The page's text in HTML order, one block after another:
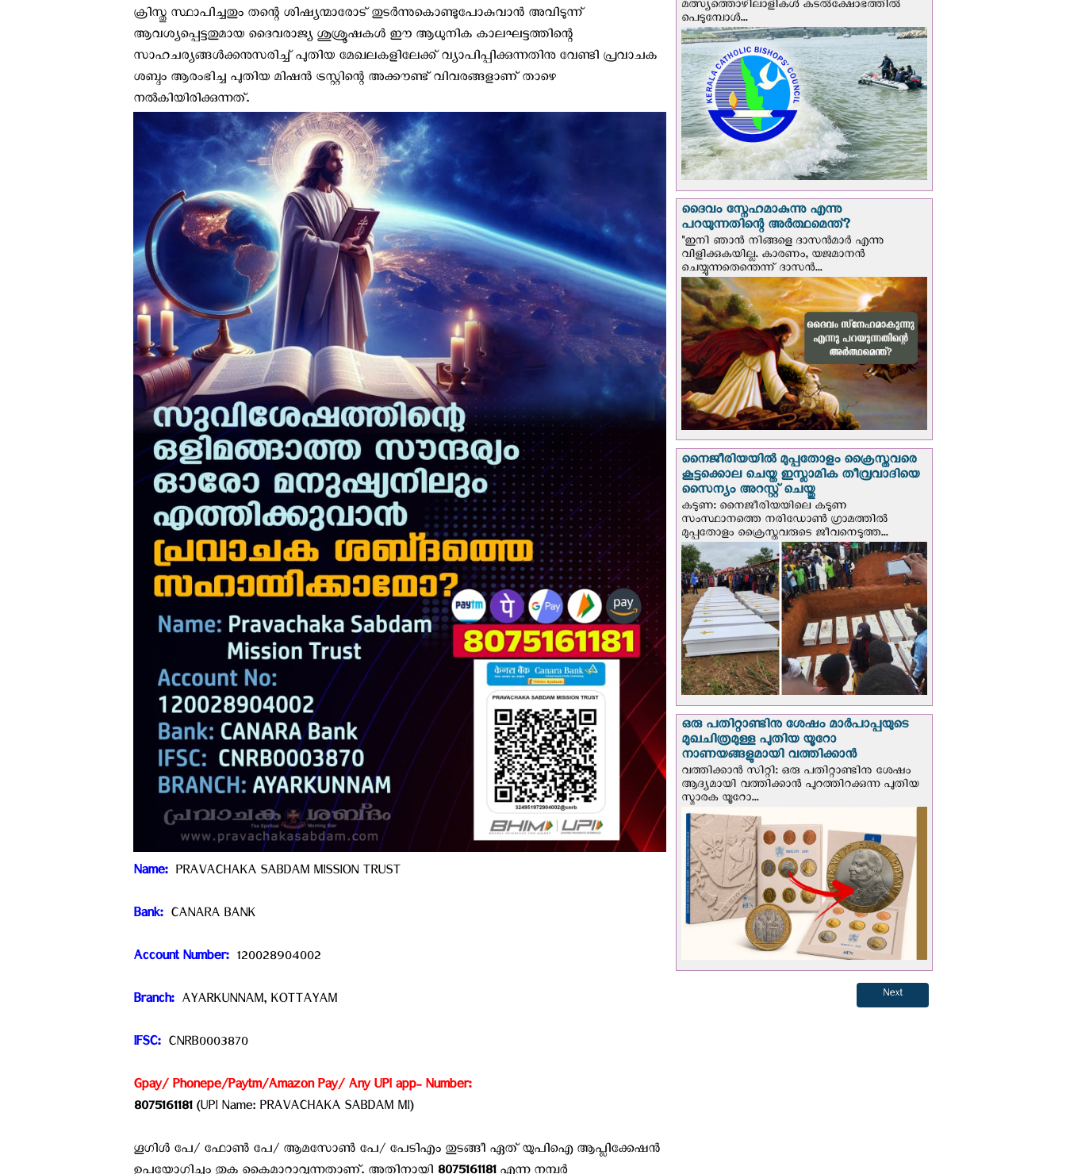
ക്രിസ്തു സ്ഥാപിച്ചതും തന്റെ ശിഷ്യന്മാരോട് തുടർന്നുകൊണ്ടുപോകുവാൻ അവിടുന്ന്
ആവശ്യപ്പെട്ടതുമായ ദൈവരാജ്യ ശുശ്രൂഷകൾ ഈ ആധുനിക കാലഘട്ടത്തിന്റെ
സാഹചര്യങ്ങൾക്കനുസരിച്ച് പുതിയ മേഖലകളിലേക്ക് വ്യാപിപ്പിക്കുന്നതിനു വേണ്ടി പ്രവാചക
ശബ്ദം ആരംഭിച്ച പുതിയ മിഷൻ ട്രസ്റ്റിന്റെ അക്കൗണ്ട് വിവരങ്ങളാണ് താഴെ
നൽകിയിരിക്കുന്നത്.
Name: ‍ PRAVACHAKA SABDAM MISSION TRUST
Bank: ‍ CANARA BANK
Account Number: ‍ 120028904002
Branch: ‍ AYARKUNNAM, KOTTAYAM
IFSC: ‍ CNRB0003870
Gpay/ Phonepe/Paytm/Amazon Pay/ Any UPI app- Number: ‍
8075161181(UPI Name: PRAVACHAKA SABDAM MI)
ഗൂഗിള്‍ പേ/ ഫോണ്‍ പേ/ ആമസോണ്‍ പേ/ പേടിഎം തുടങ്ങീ ഏത് യു‌പി‌ഐ ആപ്ലിക്കേഷന്‍
മത്സ്യത്തൊഴിലാളികള്‍ കടല്‍ക്ഷോഭത്തില്‍
പെടുമ്പോള്‍...
ദൈവം സ്നേഹമാകുന്നു എന്നു
പറയുന്നതിന്റെ അർത്ഥമെന്ത്?
"ഇനി ഞാന്‍ നിങ്ങളെ ദാസന്‍മാര്‍ എന്നു
വിളിക്കുകയില്ല. കാരണം, യജമാനന്‍
ചെയ്യുന്നതെന്തെന്ന് ദാസന്‍...
നൈജീരിയയില്‍ മുപ്പതോളം ക്രൈസ്തവരെ
കൂട്ടക്കൊല ചെയ്ത ഇസ്ലാമിക തീവ്രവാദിയെ
സൈന്യം അറസ്റ്റ് ചെയ്തു
കടുണ: നൈജീരിയയിലെ കടുണ
സംസ്ഥാനത്തെ നരിഡോൺ ഗ്രാമത്തിൽ
മുപ്പതോളം ക്രൈസ്തവരുടെ ജീവനെടുത്ത...
ഒരു പതിറ്റാണ്ടിനു ശേഷം മാർപാപ്പയുടെ
മുഖചിത്രമുള്ള പുതിയ യൂറോ
നാണയങ്ങളുമായി വത്തിക്കാന്‍
വത്തിക്കാന്‍ സിറ്റി: ഒരു പതിറ്റാണ്ടിനു ശേഷം
ആദ്യമായി വത്തിക്കാൻ പുറത്തിറക്കുന്ന പുതിയ
സ്മാരക യൂറോ...
Next